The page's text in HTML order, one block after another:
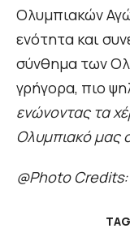
Ολυμπιακών
ενότητα και
σύνθημα των
γρήγορα, πιο
ενώνοντας τα
Ολυμπιακό μας
@Photo